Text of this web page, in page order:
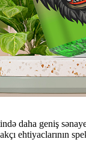
daha geniş
ehtiyaclarının